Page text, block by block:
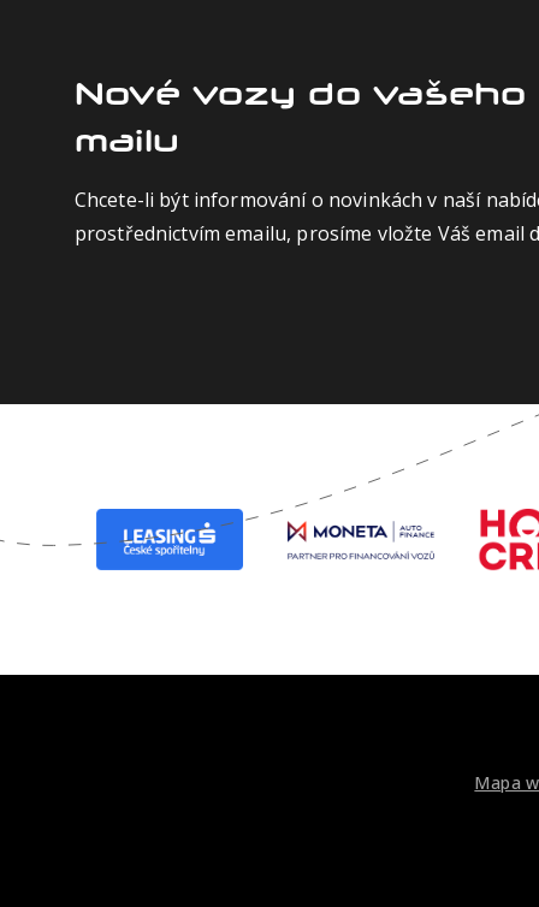
Nové vozy do vašeho
mailu
Chcete-li být informování o novinkách v naší
prostřednictvím emailu, prosíme vložte Váš email
Mapa